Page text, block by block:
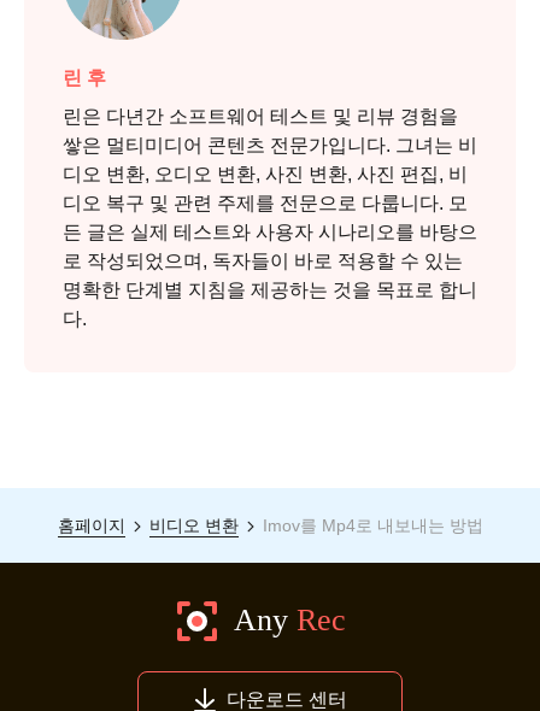
린 후
린은 다년간 소프트웨어 테스트 및 리뷰 경험을
쌓은 멀티미디어 콘텐츠 전문가입니다. 그녀는 비
디오 변환, 오디오 변환, 사진 변환, 사진 편집, 비
디오 복구 및 관련 주제를 전문으로 다룹니다. 모
든 글은 실제 테스트와 사용자 시나리오를 바탕으
로 작성되었으며, 독자들이 바로 적용할 수 있는
명확한 단계별 지침을 제공하는 것을 목표로 합니
다.
홈페이지 비디오 변환 Imov를 Mp4로 내보내는 방법
다운로드 센터